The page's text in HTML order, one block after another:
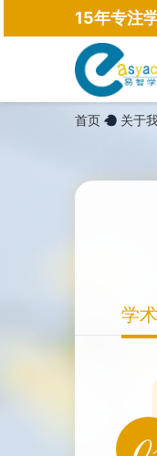
15年专注
首页 关于
学